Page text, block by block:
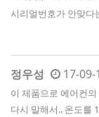
시리얼번호가 안맞다
정우성 17-
이 제품으로 에어컨
다시 말해서.. 온도를